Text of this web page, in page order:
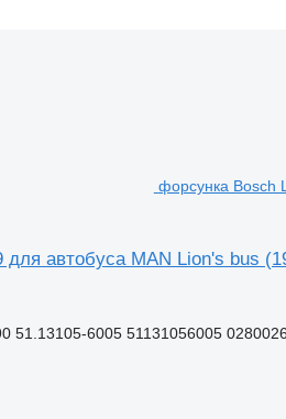
форсунка Bosch
автобуса MAN Lion's bus
51.13105-6005 51131056005